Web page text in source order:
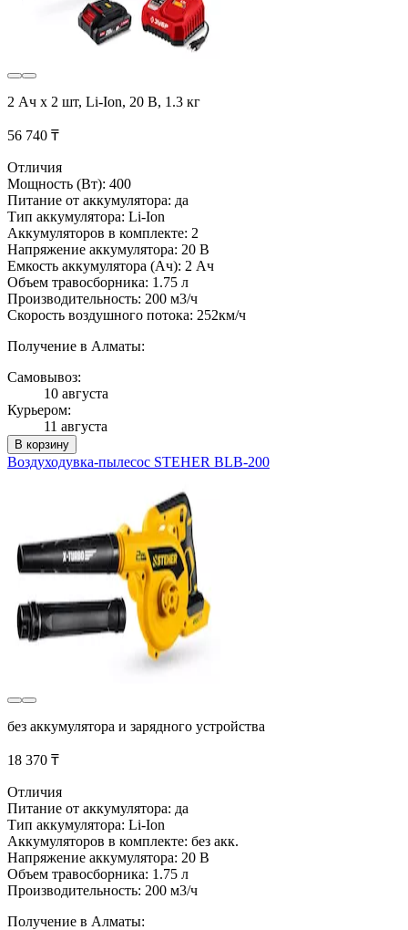
2 Ач x 2 шт, Li-Ion, 20 В, 1.3 кг
56 740 ₸
Отличия
Мощность (Вт): 400
Питание от аккумулятора: да
Тип аккумулятора: Li-Ion
Аккумуляторов в комплекте: 2
Напряжение аккумулятора: 20 В
Емкость аккумулятора (Ач): 2 Ач
Объем травосборника: 1.75 л
Производительность: 200 м3/ч
Скорость воздушного потока: 252км/ч
Получение в Алматы:
Самовывоз:
10 августа
Курьером:
11 августа
В корзину
Воздуходувка-пылесос STEHER BLB-200
без аккумулятора и зарядного устройства
18 370 ₸
Отличия
Питание от аккумулятора: да
Тип аккумулятора: Li-Ion
Аккумуляторов в комплекте: без акк.
Напряжение аккумулятора: 20 В
Объем травосборника: 1.75 л
Производительность: 200 м3/ч
Получение в Алматы: